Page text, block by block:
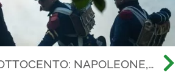
NAPOLEONE,